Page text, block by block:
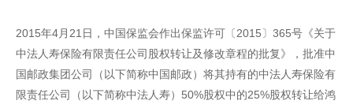
2015年4月21日，中国保监会作出保监许可〔2015〕365号《关于
中法人寿保险有限责任公司股权转让及修改章程的批复》，批准中
国邮政集团公司（以下简称中国邮政）将其持有的中法人寿保险有
限责任公司（以下简称中法人寿）50%股权中的25%股权转让给鸿